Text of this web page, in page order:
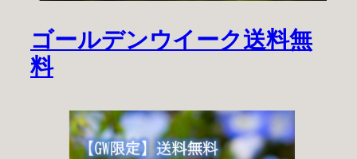
ゴールデンウイーク送料無
料